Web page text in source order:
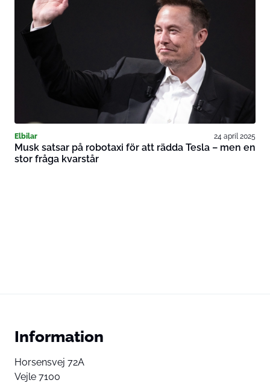
Elbilar 24 april 2025
Musk satsar på robotaxi för att rädda Tesla – men en
stor fråga kvarstår
Information
Horsensvej 72A
Vejle 7100